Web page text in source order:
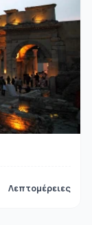
Λεπτομέρειες